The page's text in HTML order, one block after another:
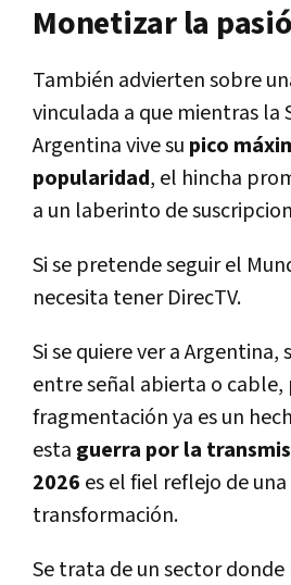
Monetizar la
También advierten sobre
vinculada a que mientras la
Argentina vive su pico
popularidad, el hincha
a un laberinto de
Si se pretende seguir el
necesita tener DirecTV.
Si se quiere ver a Argentina,
entre señal abierta o cable,
fragmentación ya es un
esta guerra por la
2026 es el fiel reflejo de
transformación.
Se trata de un sector donde